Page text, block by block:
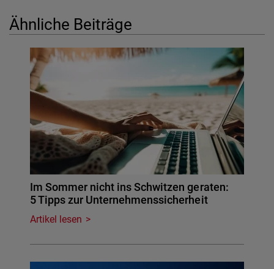
Ähnliche Beiträge
Im Sommer nicht ins Schwitzen geraten:
5 Tipps zur Unternehmenssicherheit
Artikel lesen